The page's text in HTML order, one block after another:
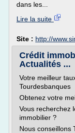
dans les...
Lire la suite
Site : http://
Crédit
Actualités ...
Votre meilleur
Tourdesbanques
Obtenez votre
Vous recherchez
immobilier ?
Nous conseillons